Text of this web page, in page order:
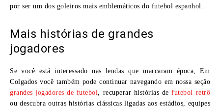
por ser um dos goleiros mais emblemáticos do futebol espanhol.
Mais histórias de grandes
jogadores
Se você está interessado nas lendas que marcaram época, Em
Colgados você também pode continuar navegando em nossa seção
grandes jogadores de futebol, recuperar histórias defutebol retrô
ou descubra outras histórias clássicas ligadas aos estádios, equipes